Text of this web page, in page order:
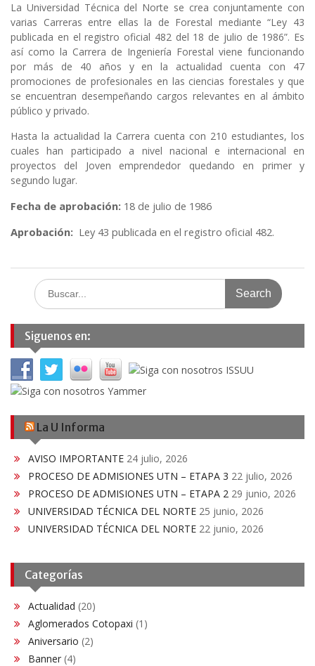
La Universidad Técnica del Norte se crea conjuntamente con
varias Carreras entre ellas la de Forestal mediante “Ley 43
publicada en el registro oficial 482 del 18 de julio de 1986”. Es
así como la Carrera de Ingeniería Forestal viene funcionando
por más de 40 años y en la actualidad cuenta con 47
promociones de profesionales en las ciencias forestales y que
se encuentran desempeñando cargos relevantes en al ámbito
público y privado.
Hasta la actualidad la Carrera cuenta con 210 estudiantes, los
cuales han participado a nivel nacional e internacional en
proyectos del Joven emprendedor quedando en primer y
segundo lugar.
Fecha de aprobación: 18 de julio de 1986
Aprobación: Ley 43 publicada en el registro oficial 482.
Search
for:
Siguenos en:
La U Informa
AVISO IMPORTANTE 24 julio, 2026
PROCESO DE ADMISIONES UTN – ETAPA 3 22 julio, 2026
PROCESO DE ADMISIONES UTN – ETAPA 2 29 junio, 2026
UNIVERSIDAD TÉCNICA DEL NORTE 25 junio, 2026
UNIVERSIDAD TÉCNICA DEL NORTE 22 junio, 2026
Categorías
Actualidad (20)
Aglomerados Cotopaxi (1)
Aniversario (2)
Banner (4)